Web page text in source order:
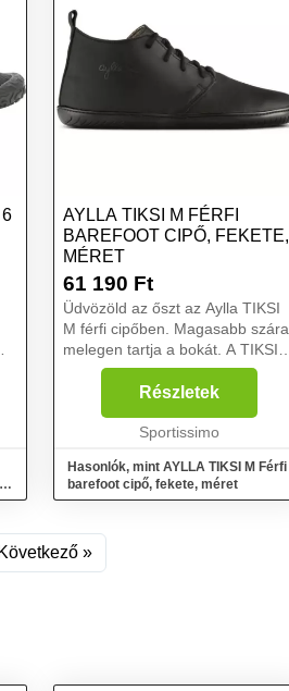
AYLLA TIKSI M FÉRFI
BAREFOOT CIPŐ, FEKETE,
MÉRET
61 190 Ft
Üdvözöld az őszt az Aylla TIKSI
M férfi cipőben. Magasabb szára
melegen tartja a bokát. A TIKSI
Földet jelent kecsua nyelven,
vagyis tartsd lábaidat a földön....
Részletek
Sportissimo
Hasonlók, mint AYLLA TIKSI M Férfi
barefoot cipő, fekete, méret
Következő »